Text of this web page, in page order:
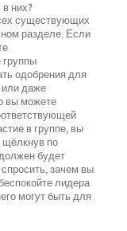
в них?
существующих
разделе. Если
одобрения для
или даже
вы можете
в группе, вы
щёлкнув по
будет
зачем вы
лидера
могут быть для